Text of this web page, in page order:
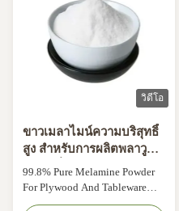
วิดีโอ
ขาวเมลาไมน์ความบริสุทธิ์
สูง สําหรับการผลิตพลาวูด
และเครื่องใช้โต๊ะ สําหรับ
อุตสาหกรรม
99.8% Pure Melamine Powder
For Plywood And Tableware
Production Product Description: